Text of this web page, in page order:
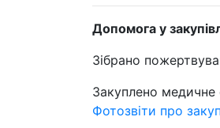
Допомога у
Зібрано
Закуплено
Фотозвіти про